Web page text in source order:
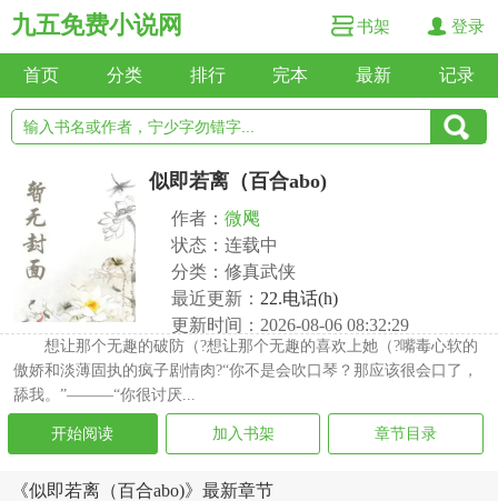
九五免费小说网 书架 登录
首页 分类 排行 完本 最新 记录
似即若离（百合abo)
作者： 微飔
状态：连载中
分类：修真武侠
最近更新： 22.电话(h)
更新时间：2026-08-06 08:32:29
想让那个无趣的破防（?想让那个无趣的喜欢上她（?嘴毒心软的
傲娇和淡薄固执的疯子剧情肉?“你不是会吹口琴？那应该很会口了，
舔我。”———“你很讨厌...
开始阅读 加入书架 章节目录
《似即若离（百合abo)》最新章节